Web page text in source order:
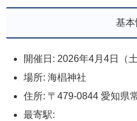
基本
開催日: 2026年4月4日（
場所: 海椙神社
住所: 〒479-0844 愛知県
最寄駅: